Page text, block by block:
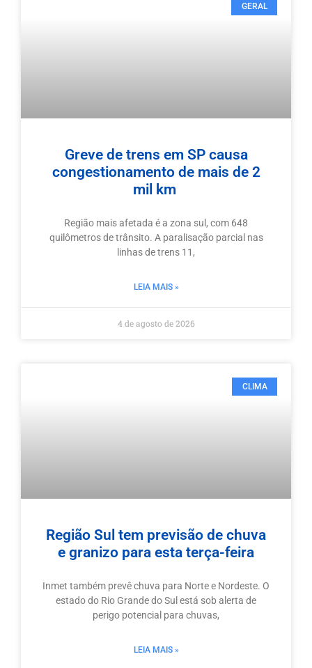
GERAL
Greve de trens em SP causa
congestionamento de mais de 2
mil km
Região mais afetada é a zona sul, com 648
quilômetros de trânsito. A paralisação parcial nas
linhas de trens 11,
LEIA MAIS »
4 de agosto de 2026
CLIMA
Região Sul tem previsão de chuva
e granizo para esta terça-feira
Inmet também prevê chuva para Norte e Nordeste. O
estado do Rio Grande do Sul está sob alerta de
perigo potencial para chuvas,
LEIA MAIS »